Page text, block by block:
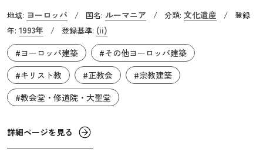
その家族はワラキアの多くの修道院や教会の建設に尽力
し、それらは彼の名を取ったブルンコヴァヌ様式と呼ばれ
ています。ホレズの修道院はこの様式を代表する建造物と
して知られ、ギリシャ十字型の土台の中央に主聖堂のカト
リコン聖堂が置かれ、東西南北の四端に付属聖堂としての
使徒聖堂、聖母聖堂、聖ステファヌス聖堂、天使聖堂が配
1692年にかけて建設され、内装を含めてさらに2年後に完成
地域: ヨーロッパ / 国名: ルーマニア / 分類: 文化遺産 /
登録
年: 1993年 / 登録基準: (ii)
#ヨーロッパ建築
#その他ヨーロッパ建築
#キリスト教
#正教会
#宗教建築
#教会堂・修道院・大聖堂
詳細ページを見る